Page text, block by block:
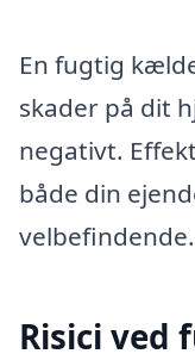
En fugtig
skader på dit
negativt.
både din
velbefindende.
Risici ved